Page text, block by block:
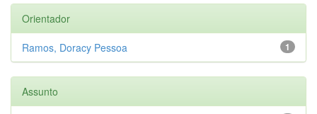
Orientador
1
Ramos, Doracy Pessoa
Assunto